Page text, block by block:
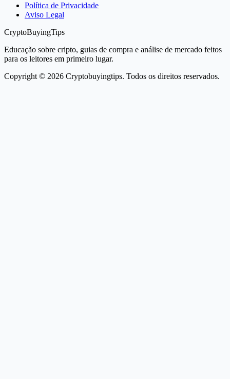
Política de Privacidade
Aviso Legal
CryptoBuyingTips
Educação sobre cripto, guias de compra e análise de mercado feitos
para os leitores em primeiro lugar.
Copyright © 2026 Cryptobuyingtips. Todos os direitos reservados.